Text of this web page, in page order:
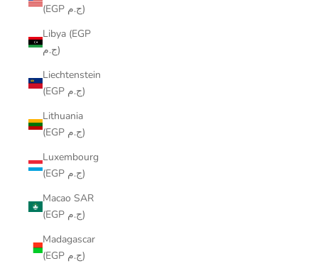
(EGP ج.م)
Libya (EGP
ج.م)
Liechtenstein
(EGP ج.م)
Lithuania
(EGP ج.م)
Luxembourg
(EGP ج.م)
Macao SAR
(EGP ج.م)
Madagascar
(EGP ج.م)